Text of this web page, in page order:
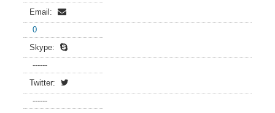
Email:
0
Skype:
------
Twitter:
------